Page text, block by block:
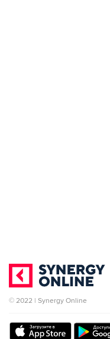
© 2022 | Synergy Online